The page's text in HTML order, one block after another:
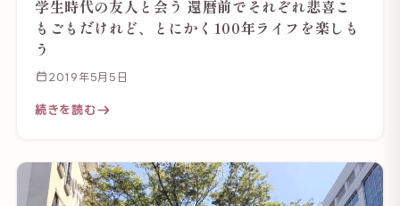
学生時代の友人と会う 還暦前でそれぞれ悲喜こ
もごもだけれど、とにかく100年ライフを楽しも
う
2019年5月5日
続きを読む